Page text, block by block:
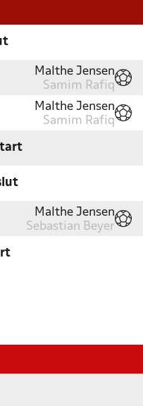
Malthe Jensen
Samim Rafiq
Malthe Jensen
Samim Rafiq
Malthe Jensen
Sebastian Beyer